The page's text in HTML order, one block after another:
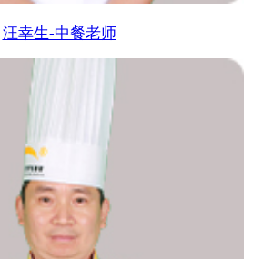
汪幸生-中餐老师